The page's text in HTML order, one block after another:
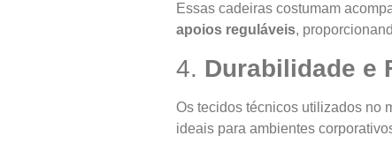
Essas cadeiras costumam
apoios reguláveis,
4. Durabilidade e
Os tecidos técnicos utilizados no
ideais para ambientes